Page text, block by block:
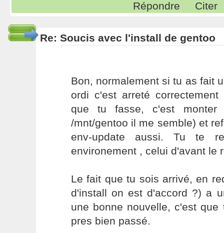
Répondre Citer
Re: Soucis avec l'install de gentoo
Bon, normalement si tu as fait
ordi c'est arreté
que tu fasse, c'est monter
/mnt/gentoo il me semble) et
env-update aussi. Tu te
environement , celui d'avant le
Le fait que tu sois arrivé, en
d'install on est d'accord ?) a
une bonne nouvelle, c'est
pres bien passé.